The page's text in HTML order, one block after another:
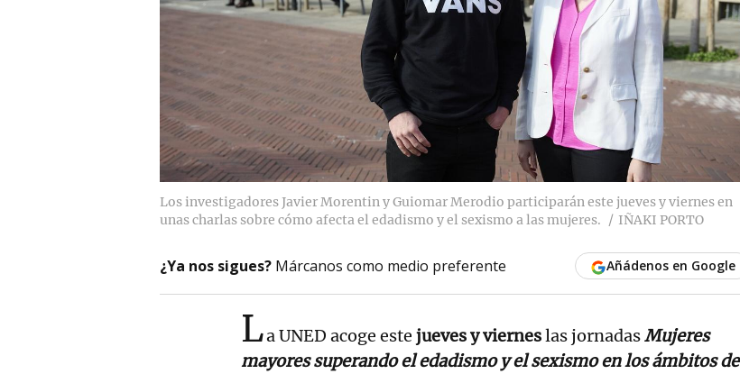
Los investigadores Javier Morentin y Guiomar Merodio participarán este jueves y viernes en
unas charlas sobre cómo afecta el edadismo y el sexismo a las mujeres.
IÑAKI PORTO
¿Ya nos sigues? Márcanos como medio preferente Añádenos en Google
La UNED acoge este jueves y vierneslas jornadasMujeres
mayores superando el edadismo y el sexismo en los ámbitos de